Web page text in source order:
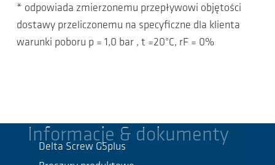
* odpowiada zmierzonemu przepływowi objętości
dostawy przeliczonemu na specyficzne dla klienta
warunki poboru p = 1,0 bar , t =20°C, rF = 0%
Informacje & dokumenty
Delta Screw G5plus